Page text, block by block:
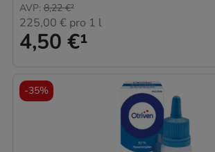
4,50 €¹
AVP: 8,22 €²
225,00 € pro 1 l
-35%